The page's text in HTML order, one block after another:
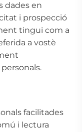
dades en
i prospecció
tingui com a
a vostè
facilitades
i lectura